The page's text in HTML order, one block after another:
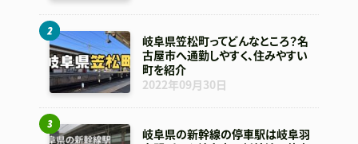
岐阜県笠松町ってどんなところ？名
古屋市へ通勤しやすく、住みやすい
町を紹介
2022年09月30日
岐阜県の新幹線の停車駅は岐阜羽